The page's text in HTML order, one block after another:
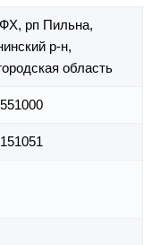
рп Пильна,
р-н,
область